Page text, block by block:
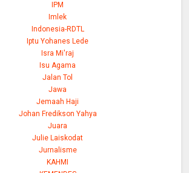
IPM
Imlek
Indonesia-RDTL
Iptu Yohanes Lede
Isra Mi'raj
Isu Agama
Jalan Tol
Jawa
Jemaah Haji
Johan Fredikson Yahya
Juara
Julie Laiskodat
Jurnalisme
KAHMI